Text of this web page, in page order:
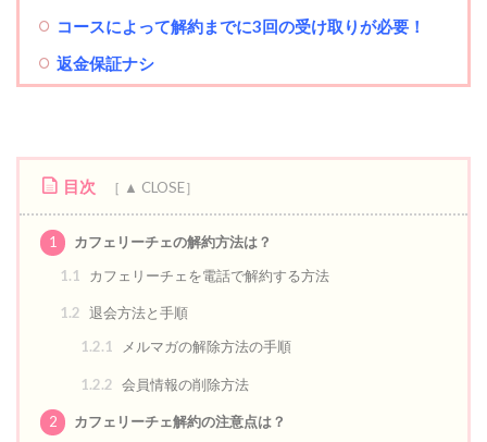
コースによって解約までに3回の受け取りが必要！
返金保証ナシ
目次
1
カフェリーチェの解約方法は？
1.1
カフェリーチェを電話で解約する方法
1.2 退会方法と手順
1.2.1
メルマガの解除方法の手順
1.2.2 会員情報の削除方法
2
カフェリーチェ解約の注意点は？